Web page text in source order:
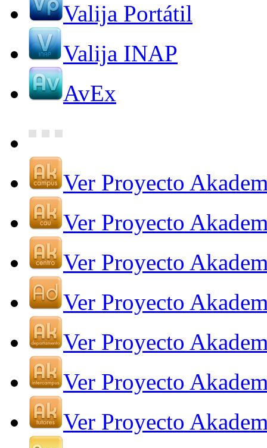
Valija Portátil
Valija INAP
AvEx
Ver Proyecto
Ver Proyecto
Ver Proyecto
Ver Proyecto
Ver Proyecto
Ver Proyecto
Ver Proyecto